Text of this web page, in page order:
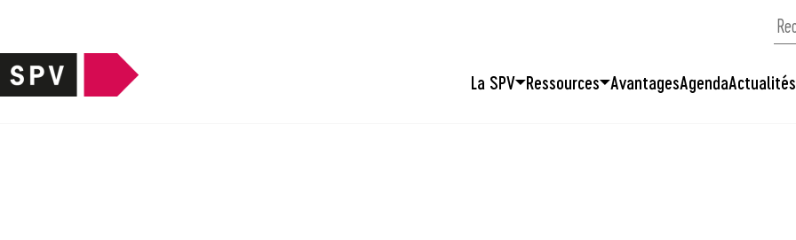
La SPV Ressources AvantagesAgendaActualités